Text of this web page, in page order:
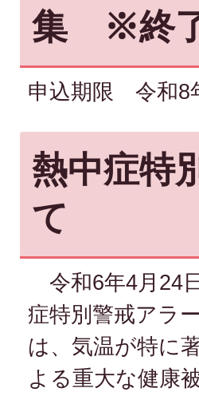
集 ※終
申込期限 令和8
熱中症特
て
令和6年4月24
症特別警戒アラ
は、気温が特に
よる重大な健康